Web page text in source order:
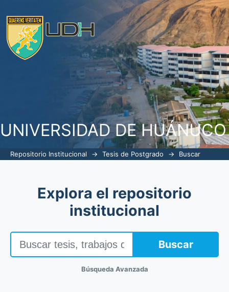
UNIVERSIDAD DE HUÁNUCO
Repositorio Institucional → Tesis de Postgrado → Buscar
Explora el repositorio
institucional
Buscar
Búsqueda Avanzada